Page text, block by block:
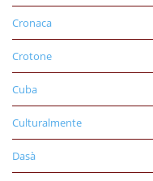
Cronaca
Crotone
Cuba
Culturalmente
Dasà